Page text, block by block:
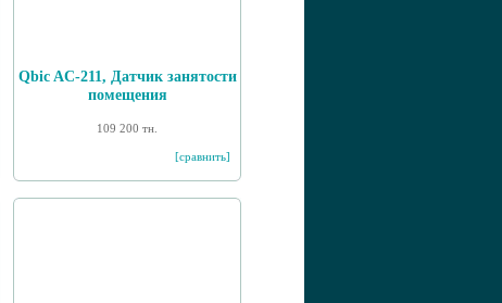
Qbic AC-211, Датчик занятости
помещения
109 200 тн.
[сравнить]